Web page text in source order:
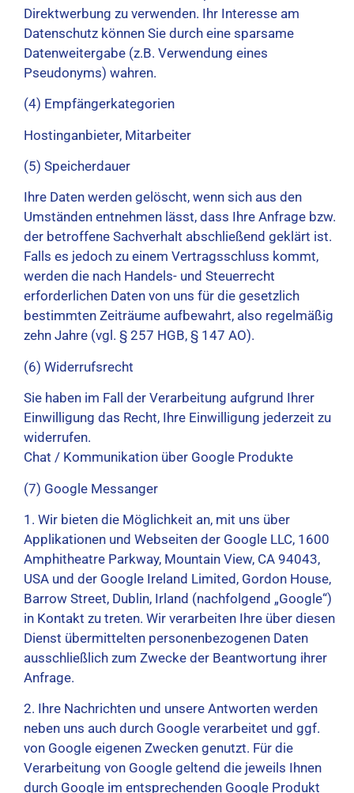
Direktwerbung zu verwenden. Ihr Interesse am
Datenschutz können Sie durch eine sparsame
Datenweitergabe (z.B. Verwendung eines
Pseudonyms) wahren.
(4) Empfängerkategorien
Hostinganbieter, Mitarbeiter
(5) Speicherdauer
Ihre Daten werden gelöscht, wenn sich aus den
Umständen entnehmen lässt, dass Ihre Anfrage bzw.
der betroffene Sachverhalt abschließend geklärt ist.
Falls es jedoch zu einem Vertragsschluss kommt,
werden die nach Handels- und Steuerrecht
erforderlichen Daten von uns für die gesetzlich
bestimmten Zeiträume aufbewahrt, also regelmäßig
zehn Jahre (vgl. § 257 HGB, § 147 AO).
(6) Widerrufsrecht
Sie haben im Fall der Verarbeitung aufgrund Ihrer
Einwilligung das Recht, Ihre Einwilligung jederzeit zu
widerrufen.
Chat / Kommunikation über Google Produkte
(7) Google Messanger
1. Wir bieten die Möglichkeit an, mit uns über
Applikationen und Webseiten der Google LLC, 1600
Amphitheatre Parkway, Mountain View, CA 94043,
USA und der Google Ireland Limited, Gordon House,
Barrow Street, Dublin, Irland (nachfolgend „Google“)
in Kontakt zu treten. Wir verarbeiten Ihre über diesen
Dienst übermittelten personenbezogenen Daten
ausschließlich zum Zwecke der Beantwortung ihrer
Anfrage.
2. Ihre Nachrichten und unsere Antworten werden
neben uns auch durch Google verarbeitet und ggf.
von Google eigenen Zwecken genutzt. Für die
Verarbeitung von Google geltend die jeweils Ihnen
durch Google im entsprechenden Google Produkt